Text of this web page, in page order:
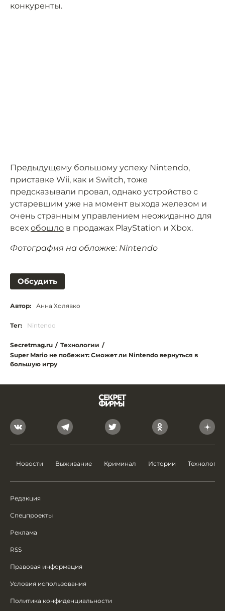
конкуренты.
Предыдущему большому успеху Nintendo,
приставке Wii, как и Switch, тоже
предсказывали провал, однако устройство с
устаревшим уже на момент выхода железом и
очень странным управлением неожиданно для
всех обошло в продажах PlayStation и Xbox.
Фотография на обложке: Nintendo
Обсудить
Автор: Анна Холявко
Тег: Nintendo
Secretmag.ru / Технологии /
Super Mario не побежит: Сможет ли Nintendo вернуться в
большую игру
Новости Выживание Криминал Истории Технологии
Редакция
Спецпроекты
Реклама
RSS
Правовая информация
Условия использования
Политика конфиденциальности